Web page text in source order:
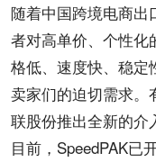
随着中国跨境电商出
者对高单价、个性化
格低、速度快、稳定
卖家们的迫切需求。
联股份推出全新的介
目前，SpeedPAK已